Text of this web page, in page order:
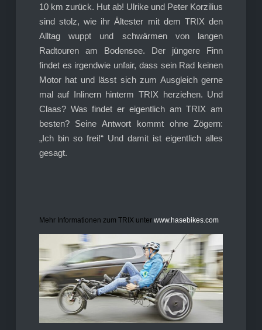
10 km zurück. Hut ab! Ulrike und Peter Korzilius
sind stolz, wie ihr Ältester mit dem TRIX den
Alltag wuppt und schwärmen von langen
Radtouren am Bodensee. Der jüngere Finn
findet es irgendwie unfair, dass sein Rad keinen
Motor hat und lässt sich zum Ausgleich gerne
mal auf Inlinern hinterm TRIX herziehen. Und
Claas? Was findet er eigentlich am TRIX am
besten? Seine Antwort kommt ohne Zögern:
„Ich bin so frei!“ Und damit ist eigentlich alles
gesagt.
Mehr Informationen zum TRIX unter www.hasebikes.com